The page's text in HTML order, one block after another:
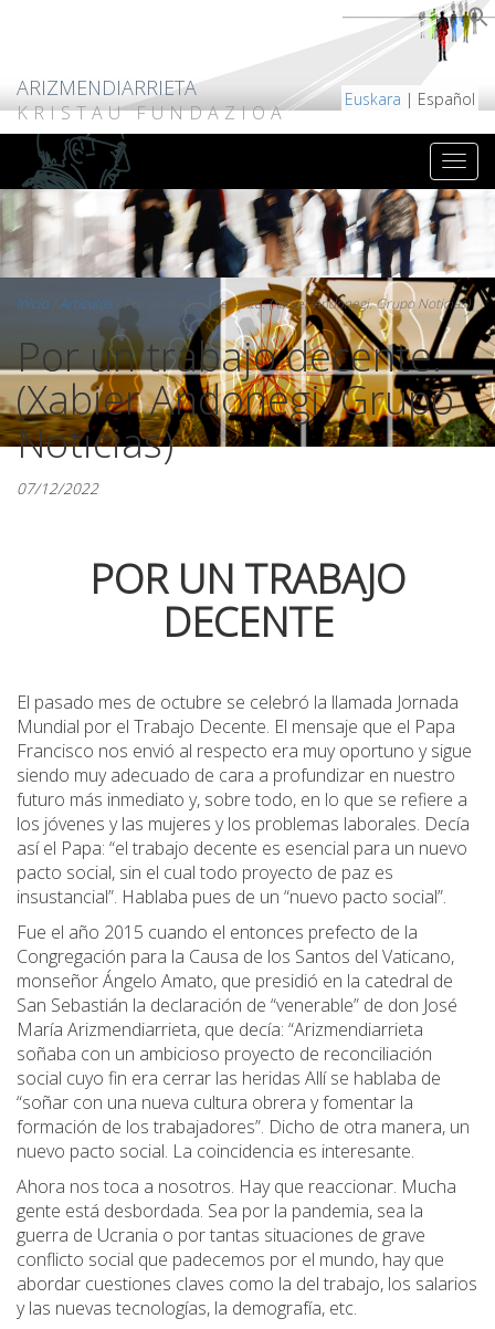
ARIZMENDIARRIETA
KRISTAU FUNDAZIOA
Euskara | Español
Inicio/ Artículos /Por un trabajo decente. (Xabier Andonegi. Grupo Noticias)
Por un trabajo decente.
(Xabier Andonegi. Grupo
Noticias)
07/12/2022
POR UN TRABAJO
DECENTE
El pasado mes de octubre se celebró la llamada Jornada
Mundial por el Trabajo Decente. El mensaje que el Papa
Francisco nos envió al respecto era muy oportuno y sigue
siendo muy adecuado de cara a profundizar en nuestro
futuro más inmediato y, sobre todo, en lo que se refiere a
los jóvenes y las mujeres y los problemas laborales. Decía
así el Papa: “el trabajo decente es esencial para un nuevo
pacto social, sin el cual todo proyecto de paz es
insustancial”. Hablaba pues de un “nuevo pacto social”.
Fue el año 2015 cuando el entonces prefecto de la
Congregación para la Causa de los Santos del Vaticano,
monseñor Ángelo Amato, que presidió en la catedral de
San Sebastián la declaración de “venerable” de don José
María Arizmendiarrieta, que decía: “Arizmendiarrieta
soñaba con un ambicioso proyecto de reconciliación
social cuyo fin era cerrar las heridas Allí se hablaba de
“soñar con una nueva cultura obrera y fomentar la
formación de los trabajadores”. Dicho de otra manera, un
nuevo pacto social. La coincidencia es interesante.
Ahora nos toca a nosotros. Hay que reaccionar. Mucha
gente está desbordada. Sea por la pandemia, sea la
guerra de Ucrania o por tantas situaciones de grave
conflicto social que padecemos por el mundo, hay que
abordar cuestiones claves como la del trabajo, los salarios
y las nuevas tecnologías, la demografía, etc.